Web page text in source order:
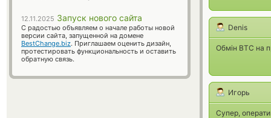
Denis
Обмін BTC на
Игорь
Супер,
12.11.2025 Запуск нового сайта
С радостью объявляем о начале работы новой
версии сайта, запущенной на домене
BestChange.biz. Приглашаем оценить дизайн,
протестировать функциональность и оставить
обратную связь.